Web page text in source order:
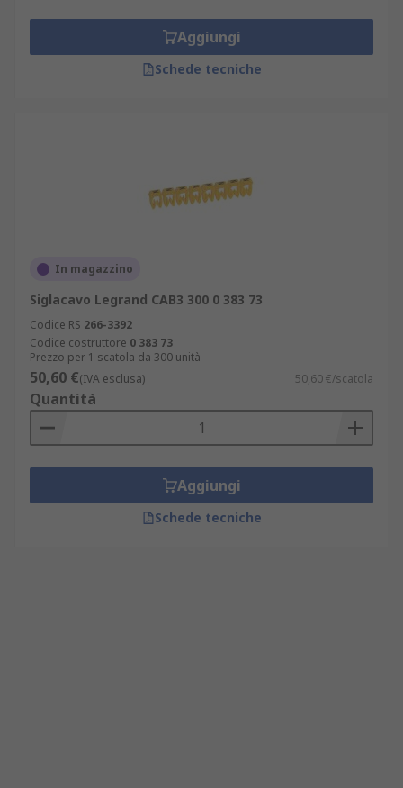
Aggiungi
Schede tecniche
In magazzino
Siglacavo Legrand CAB3 300 0 383 73
Codice RS 266-3392
Codice costruttore 0 383 73
Prezzo per 1 scatola da 300 unità
50,60 €(IVA esclusa) 50,60 €/scatola
Quantità
Aggiungi
Schede tecniche